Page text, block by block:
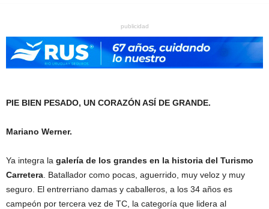
publicidad
PIE BIEN PESADO, UN CORAZÓN ASÍ DE GRANDE.
Mariano Werner.
Ya integra la galería de los grandes en la historia del Turismo
Carretera . Batallador como pocas, aguerrido, muy veloz y muy
seguro. El entrerriano damas y caballeros, a los 34 años es
campeón por tercera vez de TC, la categoría que lidera al